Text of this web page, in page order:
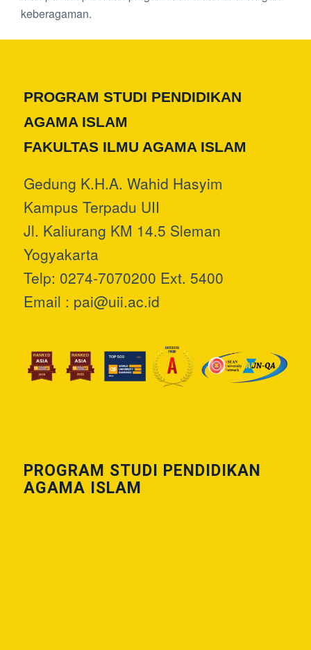
keberagaman.
PROGRAM STUDI PENDIDIKAN
AGAMA ISLAM
FAKULTAS ILMU AGAMA ISLAM
Gedung K.H.A. Wahid Hasyim
Kampus Terpadu UII
Jl. Kaliurang KM 14.5 Sleman
Yogyakarta
Telp: 0274-7070200 Ext. 5400
Email : pai@uii.ac.id
PROGRAM STUDI PENDIDIKAN
AGAMA ISLAM